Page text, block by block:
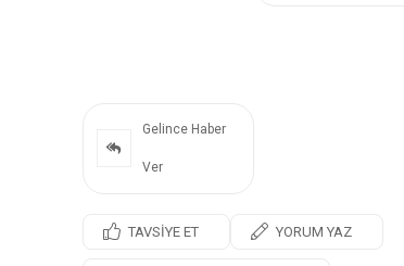
Gelince Haber
Ver
TAVSIYE ET YORUM YAZ